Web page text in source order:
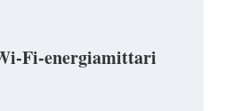
Fi-energiamittari